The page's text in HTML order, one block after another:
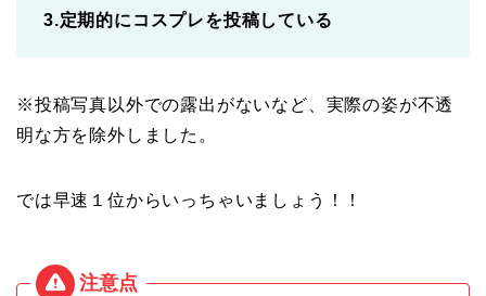
3.定期的にコスプレを投稿している
※投稿写真以外での露出がないなど、実際の姿が不透
明な方を除外しました。
では早速１位からいっちゃいましょう！！